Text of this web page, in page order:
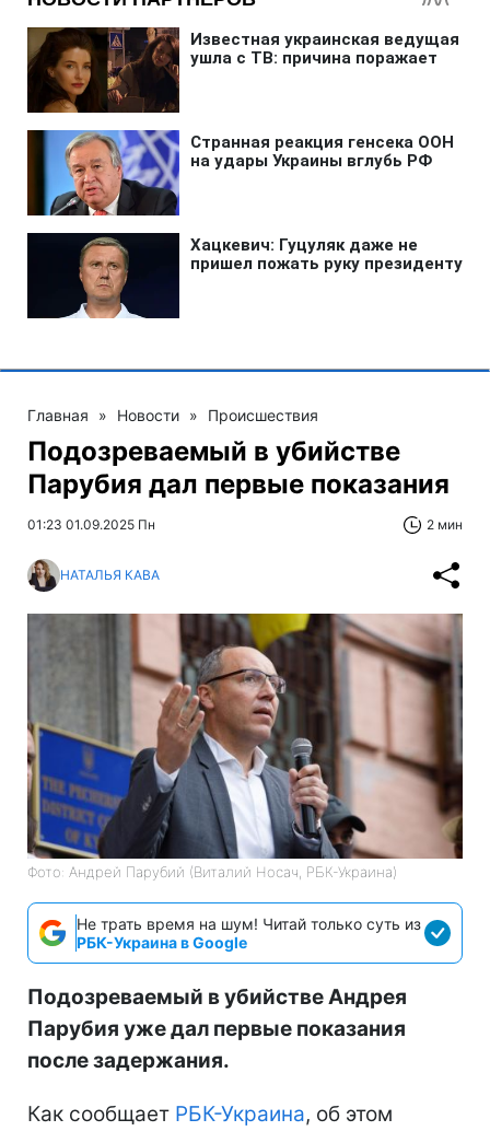
Главная » Новости » Происшествия
Подозреваемый в убийстве
Парубия дал первые показания
01:23 01.09.2025 Пн 2 мин
НАТАЛЬЯ КАВА
Фото: Андрей Парубий (Виталий Носач, РБК-Украина)
Не трать время на шум! Читай только суть из
РБК-Украина в Google
Подозреваемый в убийстве Андрея
Парубия уже дал первые показания
после задержания.
Как сообщает РБК-Украина, об этом